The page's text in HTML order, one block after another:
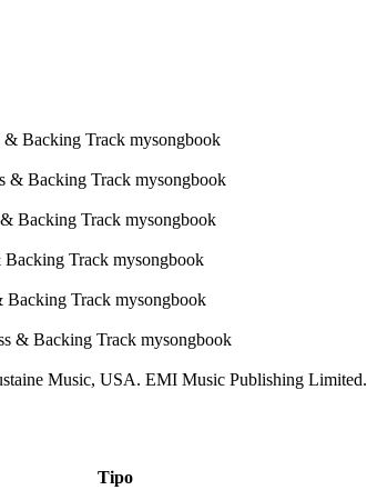
Music, USA. EMI Music Publishing Limited.
Tipo